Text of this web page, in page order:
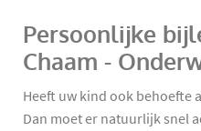
Persoonlijke
Chaam -
Heeft uw kind ook behoefte
Dan moet er natuurlijk snel